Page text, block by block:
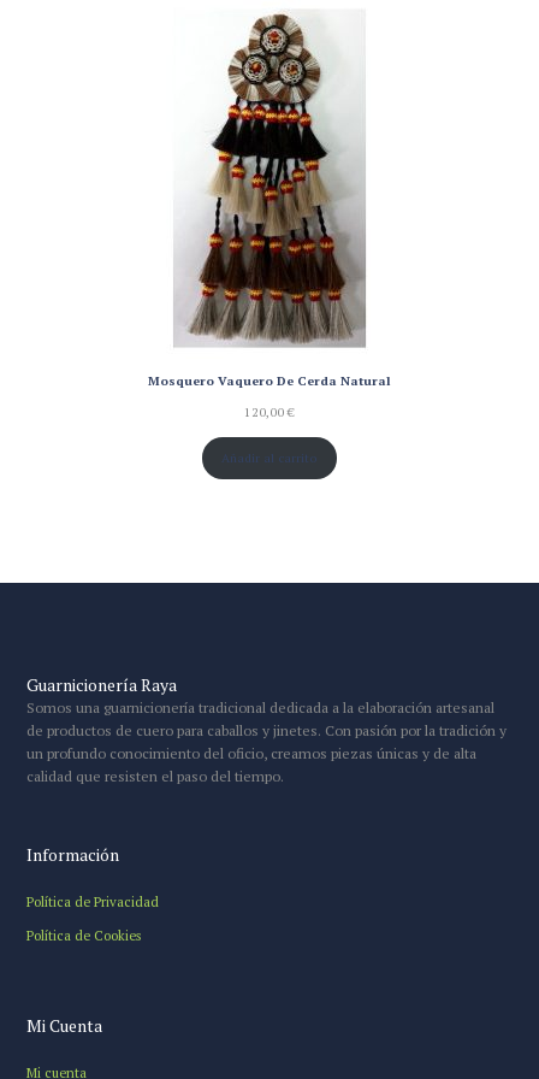
Mosquero Vaquero De Cerda Natural
120,00€
Añadir al carrito
Guarnicionería Raya
Somos una guarnicionería tradicional dedicada a la elaboración artesanal
de productos de cuero para caballos y jinetes. Con pasión por la tradición y
un profundo conocimiento del oficio, creamos piezas únicas y de alta
calidad que resisten el paso del tiempo.
Información
Política de Privacidad
Política de Cookies
Mi Cuenta
Mi cuenta